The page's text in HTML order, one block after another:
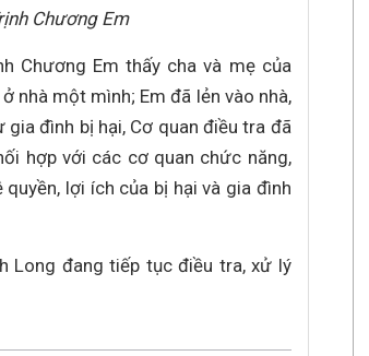
Chương Em
Chương Em thấy cha và mẹ của
nhà một mình; Em đã lẻn vào nhà,
đình bị hại, Cơ quan điều tra đã
hợp với các cơ quan chức năng,
lợi ích của bị hại và gia đình
Long đang tiếp tục điều tra, xử lý